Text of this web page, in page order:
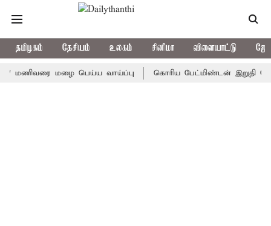
தமிழகம் தேசியம் உலகம் சினிமா விளையாட்டு
மழை பெய்ய வாய்ப்பு கொரிய பேட்மிண்டன் இறுதி போட்டி;